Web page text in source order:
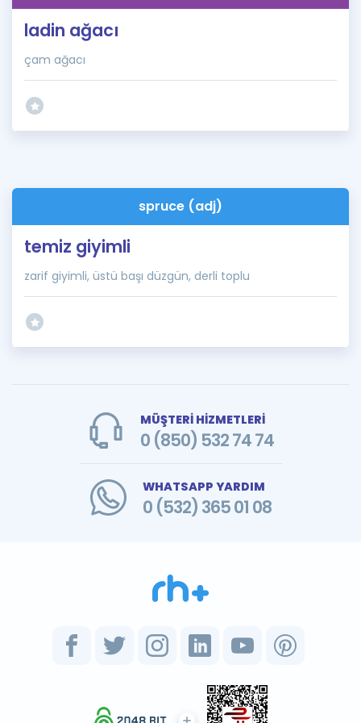
ladin ağacı
çam ağacı
spruce (adj)
temiz giyimli
zarif giyimli, üstü başı düzgün, derli toplu
MÜŞTERİ HİZMETLERİ
0 (850) 532 74 74
WHATSAPP YARDIM
0 (532) 365 01 08